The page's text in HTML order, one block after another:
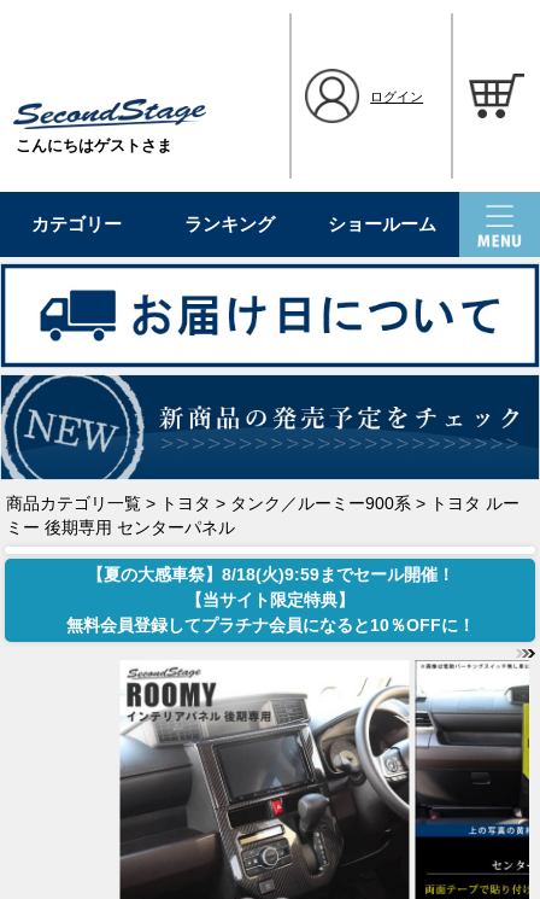
こんにちはゲストさま
ログイン
カテゴリー ランキング ショールーム
商品カテゴリ一覧 > トヨタ > タンク／ルーミー900系 > トヨタ ルー
ミー 後期専用 センターパネル
【夏の大感車祭】8/18(火)9:59までセール開催！
【当サイト限定特典】
無料会員登録してプラチナ会員になると10％OFFに！